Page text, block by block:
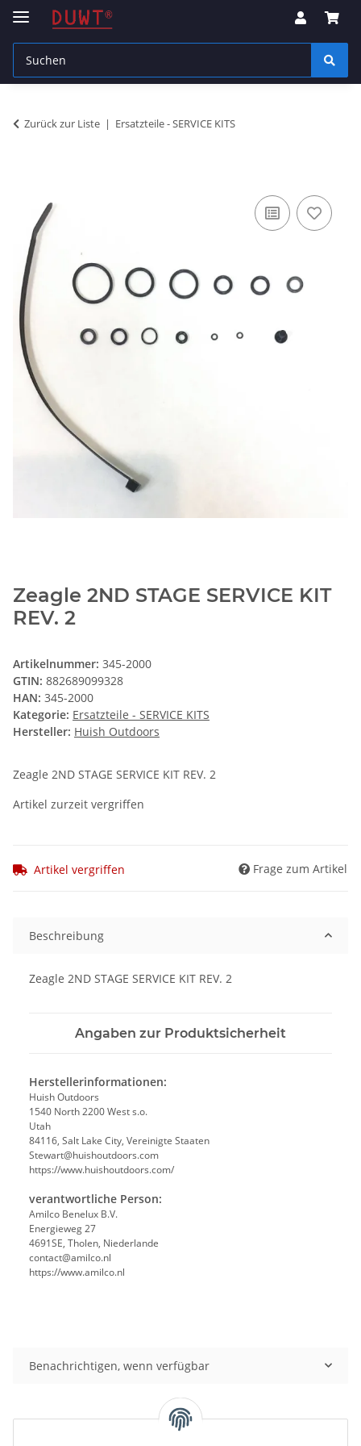
Zurück zur Liste Ersatzteile - SERVICE KITS
Zeagle 2ND STAGE SERVICE KIT
REV. 2
Artikelnummer: 345-2000
GTIN: 882689099328
HAN: 345-2000
Kategorie: Ersatzteile - SERVICE KITS
Hersteller: Huish Outdoors
Zeagle 2ND STAGE SERVICE KIT REV. 2
Artikel zurzeit vergriffen
Artikel vergriffen Frage zum Artikel
Beschreibung
Zeagle 2ND STAGE SERVICE KIT REV. 2
Angaben zur Produktsicherheit
Herstellerinformationen:
Huish Outdoors
1540 North 2200 West s.o.
Utah
84116, Salt Lake City, Vereinigte Staaten
Stewart@huishoutdoors.com
https://www.huishoutdoors.com/
verantwortliche Person:
Amilco Benelux B.V.
Energieweg 27
4691SE, Tholen, Niederlande
contact@amilco.nl
https://www.amilco.nl
Benachrichtigen, wenn verfügbar